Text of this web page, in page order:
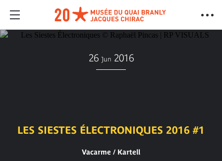
26 Jun 2016
LES SIESTES ÉLECTRONIQUES 2016 #1
Vacarme / Kartell